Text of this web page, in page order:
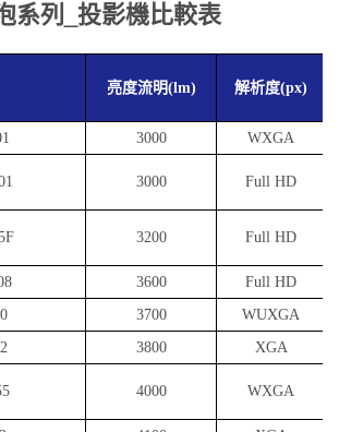
系列_投影機比較表
亮度流明(lm) 解析度(px)
3000 WXGA
3000 Full HD
3200 Full HD
3600
Full HD
3700 WUXGA
3800 XGA
4000 WXGA